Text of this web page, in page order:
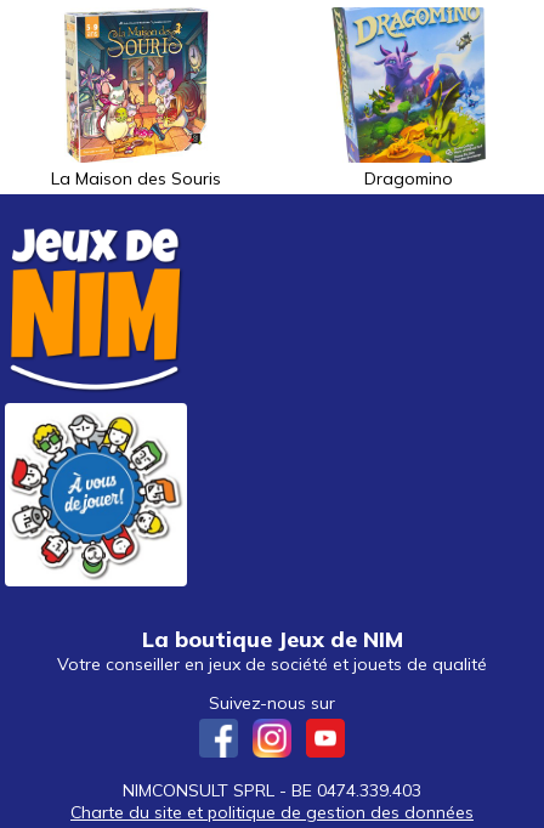
La Maison des Souris Dragomino
La boutique Jeux de NIM
Votre conseiller en jeux de société et jouets de qualité
Suivez-nous sur
NIMCONSULT SPRL - BE 0474.339.403
Charte du site et politique de gestion des données